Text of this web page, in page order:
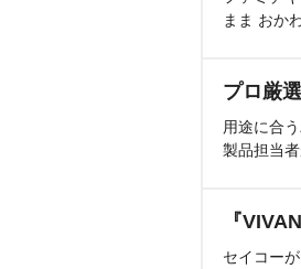
まま おか
プロ厳
用途に合
製品担当
『
セイコー